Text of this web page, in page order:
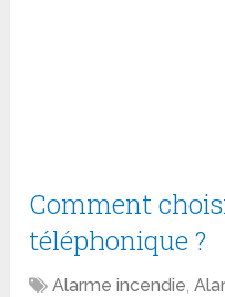
Comment
téléphonique ?
Alarme incendie,